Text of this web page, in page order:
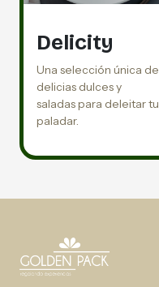
Delicity
Una selección única de
delicias dulces y
saladas para deleitar tu
paladar.